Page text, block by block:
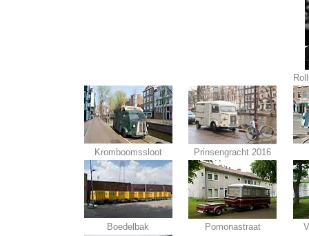
Kromboomssloot Prinsengracht 2016
Boedelbak Pomonastraat